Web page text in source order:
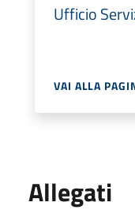
Ufficio
VAI ALLA
Allegati